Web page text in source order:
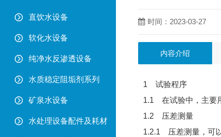
直饮水设备
软化水设备
纯净水反渗透设备
水质稳定阻垢剂系列
矿泉水设备
水处理设备配件及耗材
时间：2023-03-27
内容介绍
1 试验程序
1.1 在试验中，主要
1.2 压差测量
1.2.1 压差测量，可